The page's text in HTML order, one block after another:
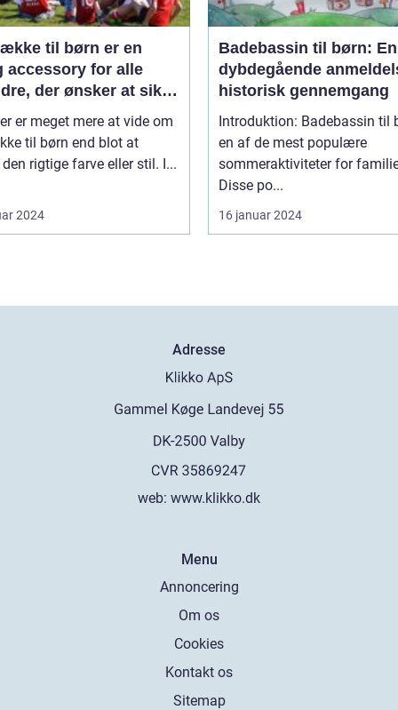
til børn er en
accessory for alle
der ønsker at sikre
barns komfort og
især når de er på
er meget mere at vide om
til børn end blot at
rigtige farve eller stil. I...
2024
Badebassin til børn: En
dybdegående
historisk gennemgang
Introduktion: Badebassin til
en af de mest populære
sommeraktiviteter for
Disse po...
16 januar 2024
Adresse
web: www.klikko.dk
Menu
Annoncering
Om os
Cookies
Kontakt os
Sitemap